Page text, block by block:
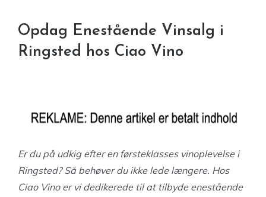
Opdag Enestående Vinsalg i
Ringsted hos Ciao Vino
Er du på udkig efter en førsteklasses vinoplevelse i
Ringsted? Så behøver du ikke lede længere. Hos
Ciao Vino er vi dedikerede til at tilbyde enestående